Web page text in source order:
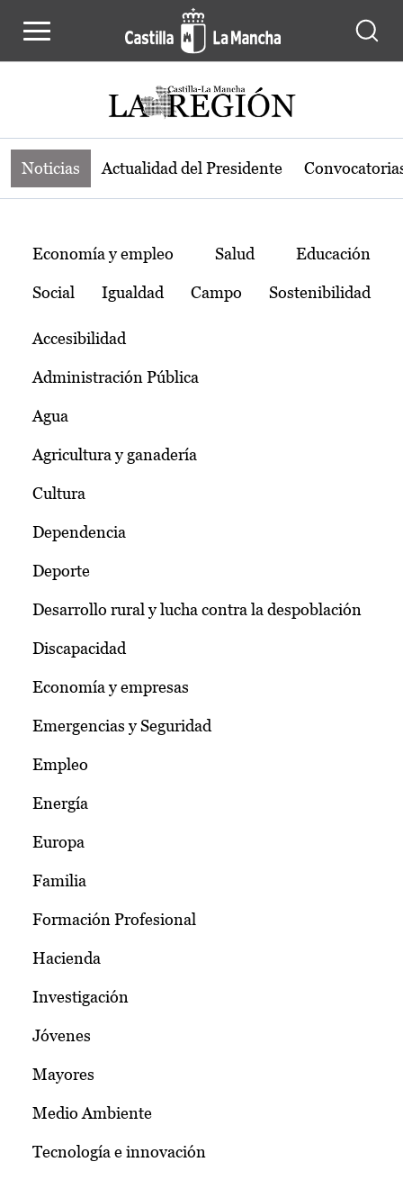
Noticias de la región de Castilla-La
Noticias Actualidad del Presidente
Temas
Economía y empleo Salud Educación
Social Igualdad Campo Sostenibilidad
Accesibilidad
Administración Pública
Agua
Agricultura y ganadería
Cultura
Dependencia
Deporte
Desarrollo rural y lucha contra la despoblación
Discapacidad
Economía y empresas
Emergencias y Seguridad
Empleo
Energía
Europa
Familia
Formación Profesional
Hacienda
Investigación
Jóvenes
Mayores
Medio Ambiente
Tecnología e innovación